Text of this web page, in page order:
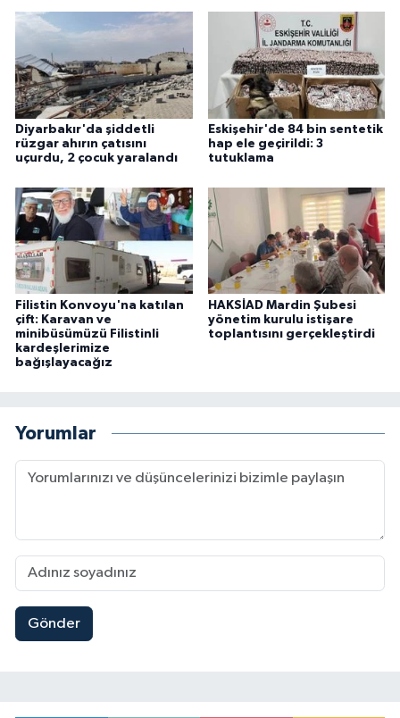
Diyarbakır'da şiddetli
rüzgar ahırın çatısını
uçurdu, 2 çocuk yaralandı
Eskişehir'de 84 bin sentetik
hap ele geçirildi: 3
tutuklama
Filistin Konvoyu'na katılan
çift: Karavan ve
minibüsümüzü Filistinli
kardeşlerimize
bağışlayacağız
HAKSİAD Mardin Şubesi
yönetim kurulu istişare
toplantısını gerçekleştirdi
Yorumlar
Gönder